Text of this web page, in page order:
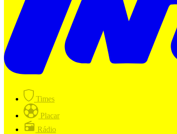
Times
Placar
Rádio